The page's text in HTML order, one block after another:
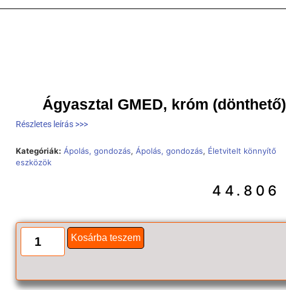
Ágyasztal GMED, króm (dönthető)
Részletes leírás >>>
Kategóriák: Ápolás, gondozás, Ápolás, gondozás, Életvitelt könnyítő
eszközök
44.806
Kosárba teszem